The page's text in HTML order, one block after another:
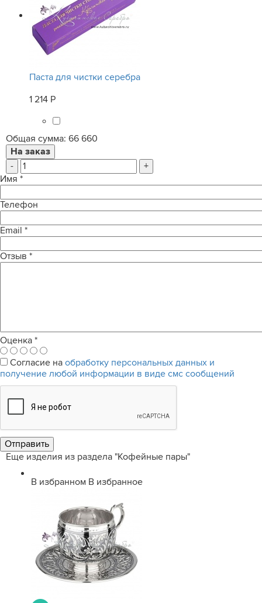
Паста для чистки серебра
1 214 Р
Общая сумма: 66 660
-
+
Имя *
Телефон
Email *
Отзыв *
Оценка *
Согласие на обработку персональных данных и
получение любой информации в виде смс сообщений
Еще изделия из раздела "Кофейные пары"
В избранном В избранное